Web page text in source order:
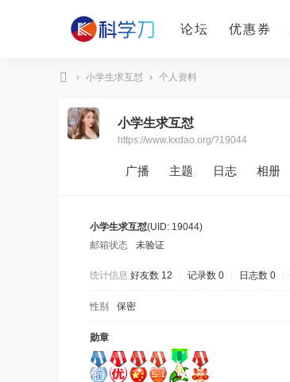
论坛 优惠券
学
› 小学生求互怼 › 个人资料
小学生求互怼
https://www.kxdao.org/?19044
广播 主题 日志 相册
小学生求互怼(UID: 19044)
邮箱状态
未验证
统计信息 好友数 12 记录数 0 日志数 0
性别 保密
勋章